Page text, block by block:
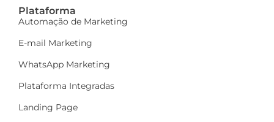
Plataforma
Automação de Marketing
E-mail Marketing
WhatsApp Marketing
Plataforma Integradas
Landing Page